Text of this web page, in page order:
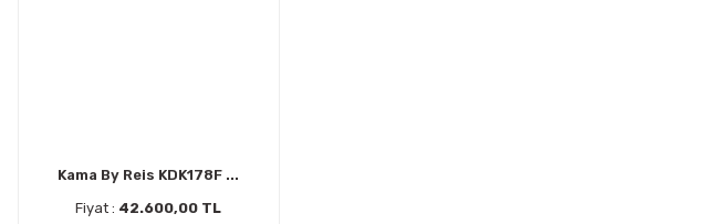
Kama By Reis KDK178F ...
Fiyat : 42.600,00 TL